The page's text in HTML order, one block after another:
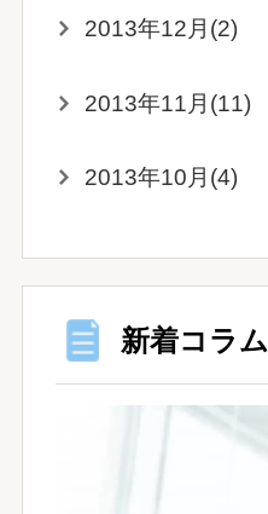
2013年12月(2)
2013年11月(11)
2013年10月(4)
新着コラム